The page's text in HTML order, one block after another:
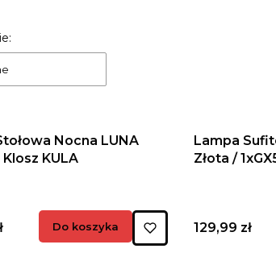
Nocna LUNA
KULA
Do koszyka
Lampa
Cena
129,99 zł